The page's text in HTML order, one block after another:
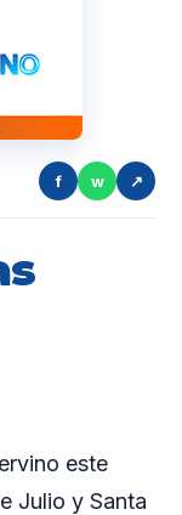
f w ↗
este
Julio y Santa